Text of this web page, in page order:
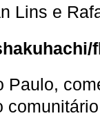
Lins e
Paulo,